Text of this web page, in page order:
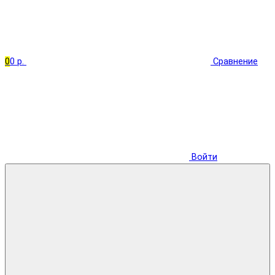
00 р. Сравнение
Войти